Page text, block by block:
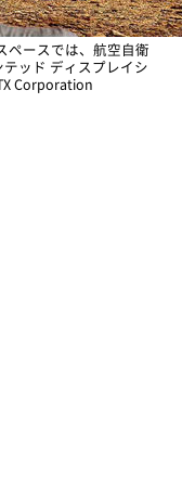
ペースでは、航空自衛
ッド ディスプレイシ
Corporation